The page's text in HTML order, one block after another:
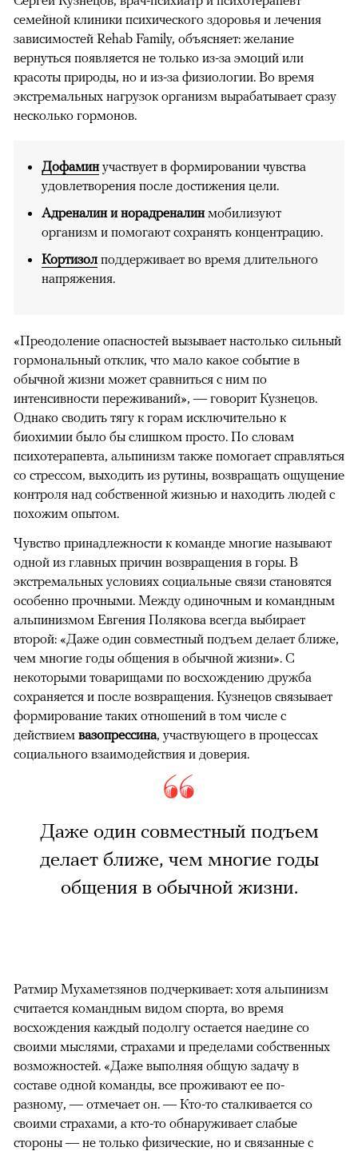
семейной клиники психического здоровья и лечения
зависимостей Rehab Family, объясняет: желание
вернуться появляется не только из-за эмоций или
красоты природы, но и из-за физиологии. Во время
экстремальных нагрузок организм вырабатывает сразу
несколько гормонов.
Дофаминучаствует в формировании чувства
удовлетворения после достижения цели.
Адреналин и норадреналинмобилизуют
организм и помогают сохранять концентрацию.
Кортизол поддерживает во время длительного
напряжения.
«Преодоление опасностей вызывает настолько сильный
гормональный отклик, что мало какое событие в
обычной жизни может сравниться с ним по
интенсивности переживаний», — говорит Кузнецов.
Однако сводить тягу к горам исключительно к
биохимии было бы слишком просто. По словам
психотерапевта, альпинизм также помогает справляться
со стрессом, выходить из рутины, возвращать ощущение
контроля над собственной жизнью и находить людей с
похожим опытом.
Чувство принадлежности к команде многие называют
одной из главных причин возвращения в горы. В
экстремальных условиях социальные связи становятся
особенно прочными. Между одиночным и командным
альпинизмом Евгения Полякова всегда выбирает
второй: «Даже один совместный подъем делает ближе,
чем многие годы общения в обычной жизни». С
некоторыми товарищами по восхождению дружба
сохраняется и после возвращения. Кузнецов связывает
формирование таких отношений в том числе с
действием вазопрессина, участвующего в процессах
социального взаимодействия и доверия.
Даже один совместный подъем
делает ближе, чем многие годы
общения в обычной жизни.
Ратмир Мухаметзянов подчеркивает: хотя альпинизм
считается командным видом спорта, во время
восхождения каждый подолгу остается наедине со
своими мыслями, страхами и пределами собственных
возможностей. «Даже выполняя общую задачу в
составе одной команды, все проживают ее по-
разному, — отмечает он. — Кто-то сталкивается со
своими страхами, а кто-то обнаруживает слабые
стороны — не только физические, но и связанные с